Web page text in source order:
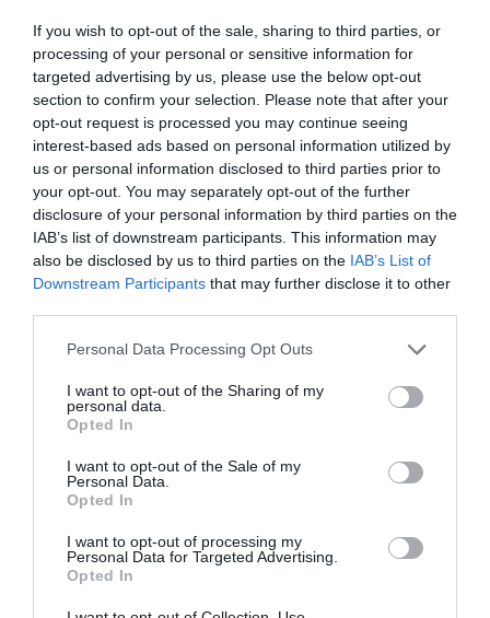
If you wish to opt-out of the sale, sharing to third parties, or
processing of your personal or sensitive information for
targeted advertising by us, please use the below opt-out
section to confirm your selection. Please note that after your
opt-out request is processed you may continue seeing
interest-based ads based on personal information utilized by
us or personal information disclosed to third parties prior to
your opt-out. You may separately opt-out of the further
disclosure of your personal information by third parties on the
IAB’s list of downstream participants. This information may
also be disclosed by us to third parties on the IAB’s List of
Downstream Participants that may further disclose it to other
Please note that this website/app uses one or more Google
not limited to your visit or usage behaviour. You may click to
grant or deny consent to Google and its third-party tags to
use your data for below specified purposes in below Google
consent section.
Personal Data Processing Opt Outs
I want to opt-out of the Sharing of my
personal data.
Opted In
I want to opt-out of the Sale of my
Personal Data.
Opted In
I want to opt-out of processing my
Personal Data for Targeted Advertising.
Opted In
Erős hibridként is kapható az új Audi A6
Hibrid fronton erősödött a Porsche
Panamera
Mercedes paletta